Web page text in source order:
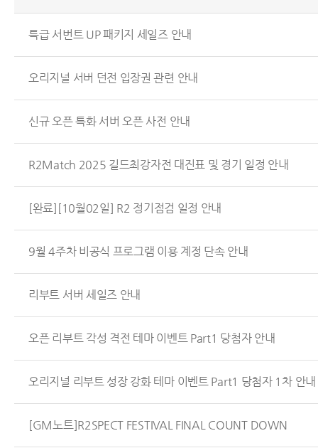
특급 서번트 UP 패키지 세일즈 안내
오리지널 서버 던전 입장권 관련 안내
신규 오픈 특화 서버 오픈 사전 안내
R2Match 2025 길드최강자전 대진표 및 경기 일정 안내
[완료][10월02일] R2 정기점검 일정 안내
9월 4주차 비공식 프로그램 이용 계정 단속 안내
리부트 서버 세일즈 안내
오픈 리부트 각성 격전 테마 이벤트 Part1 당첨자 안내
오리지널 리부트 성장 강화 테마 이벤트 Part1 당첨자 1차 안내
[GM노트]R2SPECT FESTIVAL FINAL COUNT DOWN